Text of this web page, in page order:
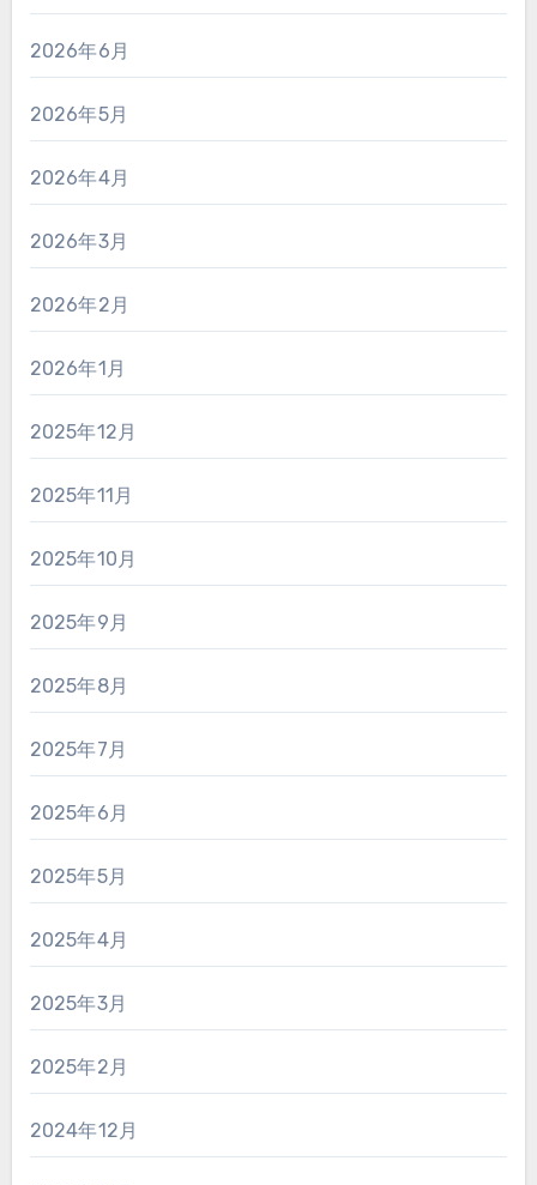
2026年6月
2026年5月
2026年4月
2026年3月
2026年2月
2026年1月
2025年12月
2025年11月
2025年10月
2025年9月
2025年8月
2025年7月
2025年6月
2025年5月
2025年4月
2025年3月
2025年2月
2024年12月